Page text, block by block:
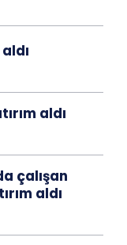
aldı
çalışan
aldı